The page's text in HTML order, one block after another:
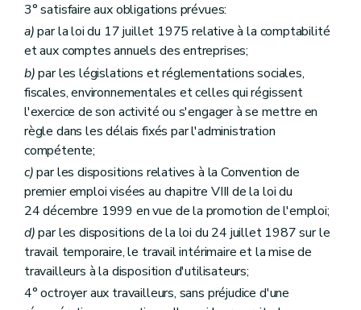
3° satisfaire aux obligations prévues:
a)par la loi du 17 juillet 1975 relative à la comptabilité
et aux comptes annuels des entreprises;
b)par les législations et réglementations sociales,
fiscales, environnementales et celles qui régissent
l'exercice de son activité ou s'engager à se mettre en
règle dans les délais fixés par l'administration
compétente;
c)par les dispositions relatives à la Convention de
premier emploi visées au chapitre VIII de la loi du
24 décembre 1999 en vue de la promotion de l'emploi;
d)par les dispositions de la loi du 24 juillet 1987 sur le
travail temporaire, le travail intérimaire et la mise de
travailleurs à la disposition d'utilisateurs;
4° octroyer aux travailleurs, sans préjudice d'une